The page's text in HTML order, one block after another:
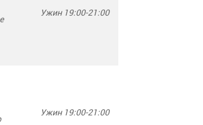
Ужин 19:00-21:00
Ужин 19:00-21:00